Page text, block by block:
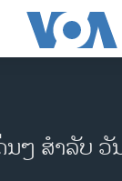
ໆ ສໍາລັບ ວັ